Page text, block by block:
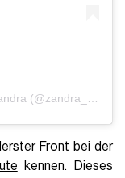
Un post condiviso da The Iconic Dame Zandra (@zandra_rhodes_)
Front bei der
kennen. Dieses